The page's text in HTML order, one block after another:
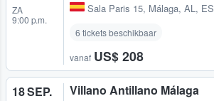
ZA
9:00 p.m.
Sala Paris 15, Málaga, AL, ES
6 tickets beschikbaar
vanaf US$ 208
18 SEP. Villano Antillano Málaga